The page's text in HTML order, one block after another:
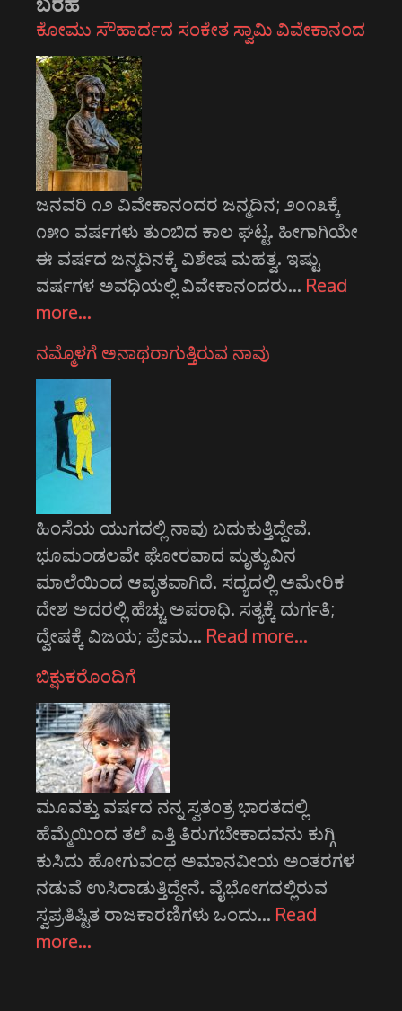
ಕೋಮು ಸೌಹಾರ್ದದ ಸಂಕೇತ ಸ್ವಾಮಿ ವಿವೇಕಾನಂದ
ಜನವರಿ ೧೨ ವಿವೇಕಾನಂದರ ಜನ್ಮದಿನ; ೨೦೧೩ಕ್ಕೆ
೧೫೦ ವರ್ಷಗಳು ತುಂಬಿದ ಕಾಲ ಘಟ್ಟ. ಹೀಗಾಗಿಯೇ
ಈ ವರ್ಷದ ಜನ್ಮದಿನಕ್ಕೆ ವಿಶೇಷ ಮಹತ್ವ. ಇಷ್ಟು
ವರ್ಷಗಳ ಅವಧಿಯಲ್ಲಿ ವಿವೇಕಾನಂದರು… Read
more…
ನಮ್ಮೊಳಗೆ ಅನಾಥರಾಗುತ್ತಿರುವ ನಾವು
ಹಿಂಸೆಯ ಯುಗದಲ್ಲಿ ನಾವು ಬದುಕುತ್ತಿದ್ದೇವೆ.
ಭೂಮಂಡಲವೇ ಘೋರವಾದ ಮೃತ್ಯುವಿನ
ಮಾಲೆಯಿಂದ ಆವೃತವಾಗಿದೆ. ಸದ್ಯದಲ್ಲಿ ಅಮೇರಿಕ
ದೇಶ ಅದರಲ್ಲಿ ಹೆಚ್ಚು ಅಪರಾಧಿ. ಸತ್ಯಕ್ಕೆ ದುರ್ಗತಿ;
ದ್ವೇಷಕ್ಕೆ ವಿಜಯ; ಪ್ರೇಮ… Read more…
ಬಿಕ್ಷುಕರೊಂದಿಗೆ
ಮೂವತ್ತು ವರ್ಷದ ನನ್ನ ಸ್ವತಂತ್ರ ಭಾರತದಲ್ಲಿ
ಹೆಮ್ಮೆಯಿಂದ ತಲೆ ಎತ್ತಿ ತಿರುಗಬೇಕಾದವನು ಕುಗ್ಗಿ
ಕುಸಿದು ಹೋಗುವಂಥ ಅಮಾನವೀಯ ಅಂತರಗಳ
ನಡುವೆ ಉಸಿರಾಡುತ್ತಿದ್ದೇನೆ. ವೈಭೋಗದಲ್ಲಿರುವ
ಸ್ವಪ್ರತಿಷ್ಟಿತ ರಾಜಕಾರಣಿಗಳು ಒಂದು… Read
more…